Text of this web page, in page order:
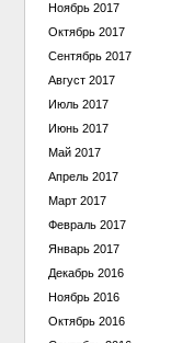
Ноябрь 2017
Октябрь 2017
Сентябрь 2017
Август 2017
Июль 2017
Июнь 2017
Май 2017
Апрель 2017
Март 2017
Февраль 2017
Январь 2017
Декабрь 2016
Ноябрь 2016
Октябрь 2016